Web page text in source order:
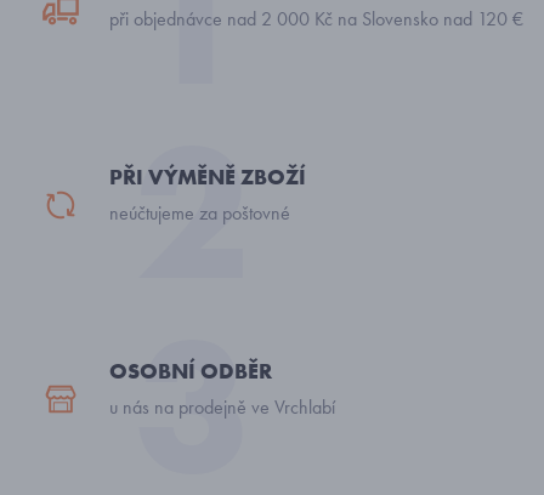
při objednávce nad 2 000 Kč na Slovensko nad 120 €
PŘI VÝMĚNĚ ZBOŽÍ
neúčtujeme za poštovné
OSOBNÍ ODBĚR
u nás na prodejně ve Vrchlabí